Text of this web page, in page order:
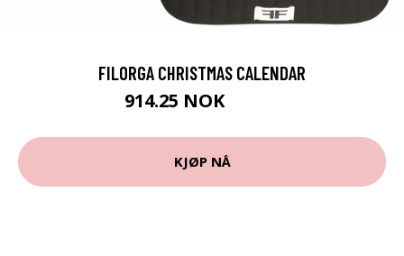
FILORGA CHRISTMAS CALENDAR
914.25 NOK
KJØP NÅ